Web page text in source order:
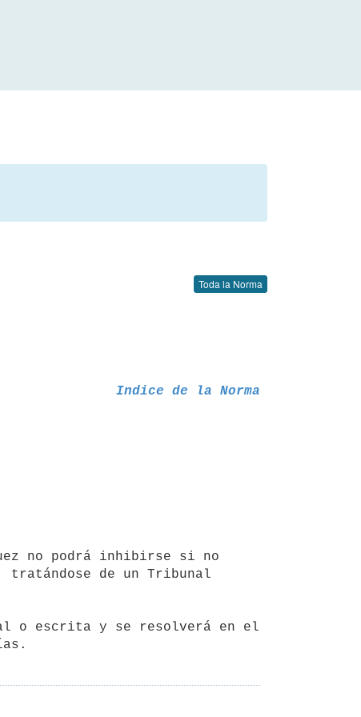
Toda la Norma
Indice de la Norma
de un Tribunal